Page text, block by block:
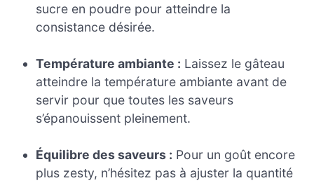
sucre en poudre pour atteindre la
consistance désirée.
Température ambiante : Laissez le gâteau
atteindre la température ambiante avant de
servir pour que toutes les saveurs
s’épanouissent pleinement.
Équilibre des saveurs : Pour un goût encore
plus zesty, n’hésitez pas à ajuster la quantité